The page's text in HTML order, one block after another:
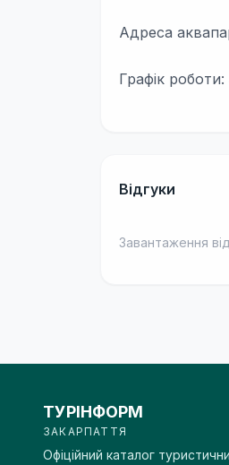
Адреса
Графік
Відгуки
Завантаження
ТУРІНФОРМ
ЗАКАРПАТТЯ
Офіційний каталог